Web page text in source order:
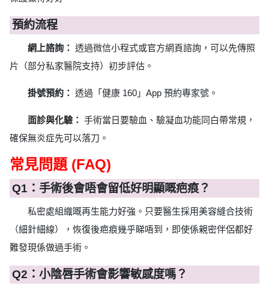
預約流程
網上諮詢： 透過微信小程式或官方網頁諮詢，可以先傳照
片（部分私家醫院支持）初步評估。
掛號預約： 透過「健康 160」App 預約專家號。
面診與化驗： 手術當日要驗血、驗凝血功能同白帶常規，
確保無炎症先可以落刀。
常見問題 (FAQ)
Q1：手術後會唔會留低好明顯嘅疤痕？
私密處組織嘅再生能力好強。只要醫生採用美容縫合技術
（細針細線），恢復後疤痕幾乎睇唔到，即使係親密伴侶都好
難發現係做過手術。
Q2：小陰唇手術會影響敏感度嗎？